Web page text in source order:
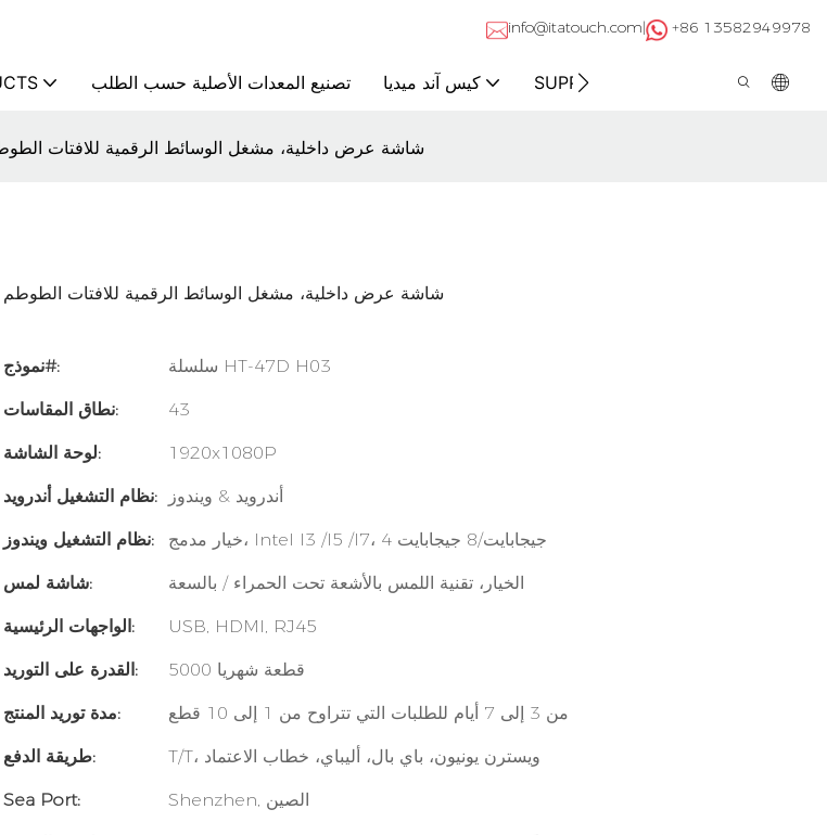
info@itatouch.com| +86 13582949978
تصنيع المعدات الأصلية حسب الطلب كيس آند ميديا SUPPORT اتصال
شاشة عرض داخلية، مشغل الوسائط الرقمية للافتات
شاشة عرض داخلية، مشغل الوسائط الرقمية للافتات الطوطم
نموذج#: سلسلة HT-47D H03
نطاق المقاسات: 43
لوحة الشاشة: 1920x1080P
نظام التشغيل أندرويد: أندرويد & ويندوز
نظام التشغيل ويندوز: خيار مدمج، Intel I3 /I5 /I7، 4 جيجابايت/8 جيجابايت
شاشة لمس: الخيار، تقنية اللمس بالأشعة تحت الحمراء / بالسعة
الواجهات الرئيسية: USB, HDMI, RJ45
القدرة على التوريد: 5000 قطعة شهريا
مدة توريد المنتج: من 3 إلى 7 أيام للطلبات التي تتراوح من 1 إلى 10 قطع
طريقة الدفع: T/T، ويسترن يونيون، باي بال، أليباي، خطاب الاعتماد
Sea Port: Shenzhen, الصين